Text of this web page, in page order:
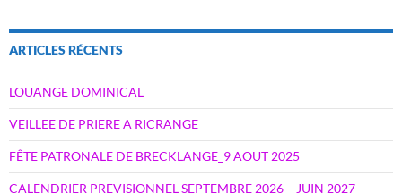
ARTICLES RÉCENTS
LOUANGE DOMINICAL
VEILLEE DE PRIERE A RICRANGE
FÊTE PATRONALE DE BRECKLANGE_9 AOUT 2025
CALENDRIER PREVISIONNEL SEPTEMBRE 2026 – JUIN 2027